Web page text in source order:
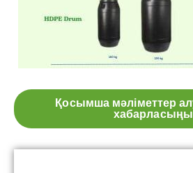
Қосымша мәліметтер